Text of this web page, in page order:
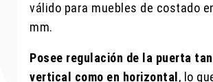
válido para muebles de costado
mm.
Posee regulación de la puerta
vertical como en horizontal , lo